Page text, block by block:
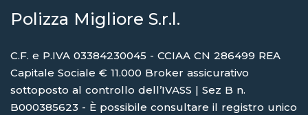
Polizza Migliore S.r.l.
C.F. e P.IVA 03384230045 - CCIAA CN 286499 REA
Capitale Sociale € 11.000 Broker assicurativo
sottoposto al controllo dell’IVASS | Sez B n.
B000385623 - È possibile consultare il registro unico